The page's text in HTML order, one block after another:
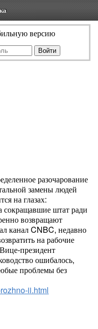
версию
разочарование
замены людей
на глазах:
сокращавшие штат ради
возвращают
канал CNBC, недавно
на рабочие
президент
ошибалось,
проблемы без
ii.html